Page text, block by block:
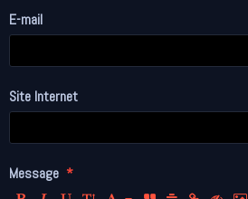
E-mail
Site Internet
Message